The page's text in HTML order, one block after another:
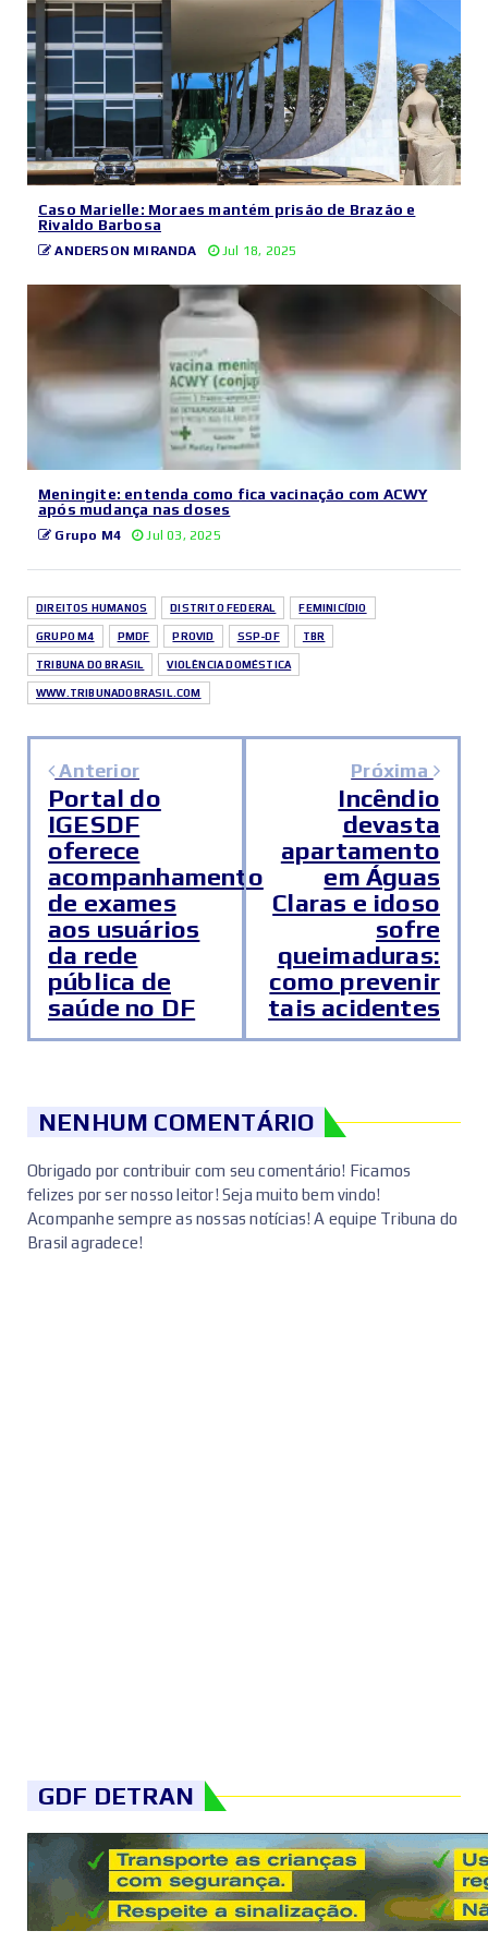
Caso Marielle: Moraes mantém prisão de Brazão e
Rivaldo Barbosa
ANDERSON MIRANDA Jul 18, 2025
Meningite: entenda como fica vacinação com ACWY
após mudança nas doses
Grupo M4 Jul 03, 2025
DIREITOS HUMANOS DISTRITO FEDERAL FEMINICÍDIO
GRUPO M4 PMDF PROVID SSP-DF TBR
TRIBUNA DO BRASIL VIOLÊNCIA DOMÉSTICA
WWW.TRIBUNADOBRASIL.COM
Anterior
Portal do
IGESDF
oferece
acompanhamento
de exames
aos usuários
da rede
pública de
saúde no DF
Próxima
Incêndio
devasta
apartamento
em Águas
Claras e idoso
sofre
queimaduras:
como prevenir
tais acidentes
NENHUM COMENTÁRIO
Obrigado por contribuir com seu comentário! Ficamos
felizes por ser nosso leitor! Seja muito bem vindo!
Acompanhe sempre as nossas notícias! A equipe Tribuna do
Brasil agradece!
GDF DETRAN